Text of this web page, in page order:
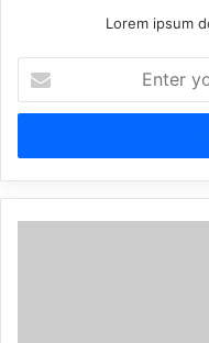
Lorem ipsum
your
Email